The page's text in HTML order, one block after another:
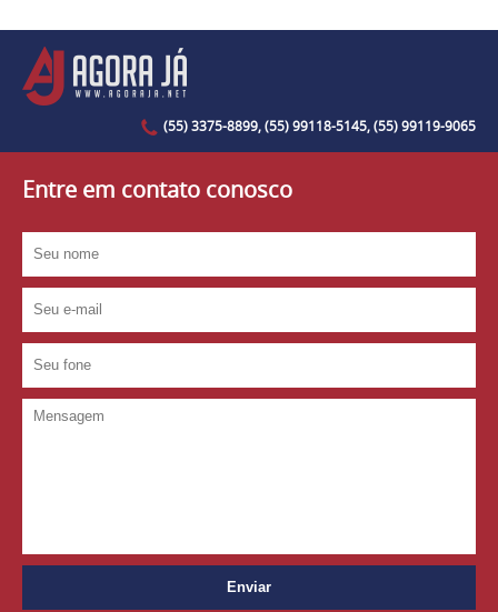
(55) 3375-8899, (55) 99118-5145, (55) 99119-9065
Entre em contato conosco